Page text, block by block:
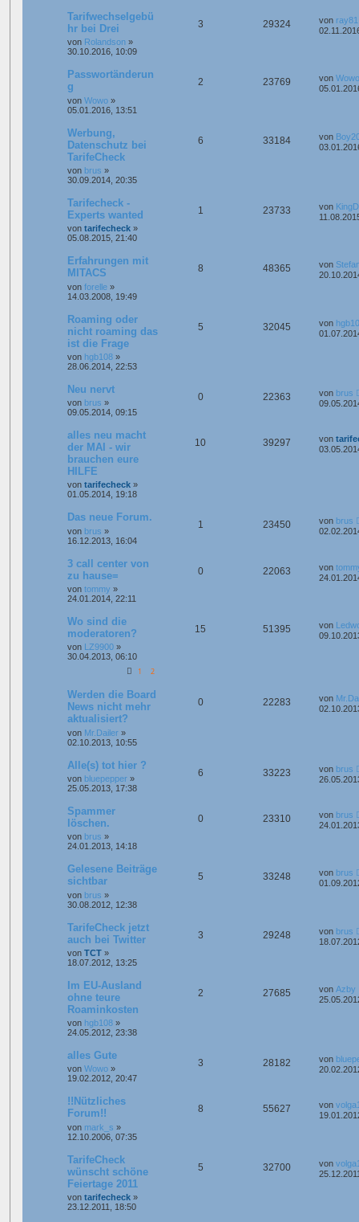
Tarifwechselgebü
hr bei Drei
von Rolandson »
30.10.2016, 10:09
3 29324 von ray81
Passwortänderun
g
von Wowo »
05.01.2016, 13:51
2 23769 von Wowo
Werbung,
Datenschutz bei
TarifeCheck
von brus »
30.09.2014, 20:35
6 33184 von
Tarifecheck -
Experts wanted
von tarifecheck »
05.08.2015, 21:40
1 23733 von
Erfahrungen mit
MITACS
von forelle »
14.03.2008, 19:49
8 48365 von
Roaming oder
nicht roaming das
ist die Frage
von hgb108 »
28.06.2014, 22:53
5 32045 von
Neu nervt
von brus »
09.05.2014, 09:15
0 22363 von brus
alles neu macht
der MAI - wir
brauchen eure
HILFE
von tarifecheck »
01.05.2014, 19:18
10 39297 von
Das neue Forum.
von brus »
16.12.2013, 16:04
1 23450 von brus
3 call center von
zu hause=
von tommy »
24.01.2014, 22:11
0 22063 von
Wo sind die
moderatoren?
von LZ9900 »
30.04.2013, 06:10
1 2
15 51395 von
Werden die Board
News nicht mehr
aktualisiert?
von Mr.Dailer »
02.10.2013, 10:55
0 22283 von
Alle(s) tot hier ?
von bluepepper »
25.05.2013, 17:38
6 33223 von brus
Spammer
löschen.
von brus »
24.01.2013, 14:18
0 23310 von brus
Gelesene Beiträge
sichtbar
von brus »
30.08.2012, 12:38
5 33248 von brus
TarifeCheck jetzt
auch bei Twitter
von TCT »
18.07.2012, 13:25
3 29248 von brus
Im EU-Ausland
ohne teure
Roaminkosten
von hgb108 »
24.05.2012, 23:38
2 27685 von Azby
alles Gute
von Wowo »
19.02.2012, 20:47
3 28182 von
!!Nützliches
Forum!!
von mark_s »
12.10.2006, 07:35
8 55627 von
TarifeCheck
wünscht schöne
Feiertage 2011
von tarifecheck »
23.12.2011, 18:50
5 32700 von